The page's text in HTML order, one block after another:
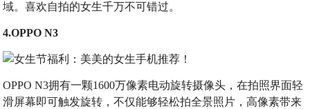
域。喜欢自拍的女生千万不可错过。
4.OPPO N3
OPPO N3拥有一颗1600万像素电动旋转摄像头，在拍照界面轻
滑屏幕即可触发旋转，不仅能够轻松拍全景照片，高像素带来